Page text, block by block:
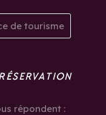
de tourisme
répondent :